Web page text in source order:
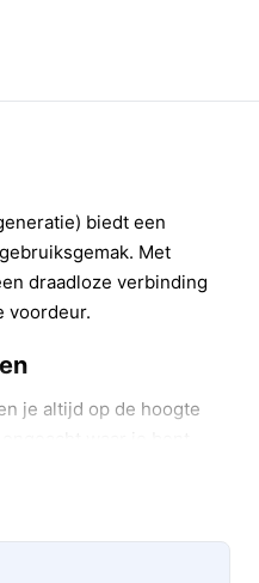
biedt een
Met
draadloze verbinding
voordeur.
je altijd op de hoogte
aanbelt of beweging
de hoogte bent.